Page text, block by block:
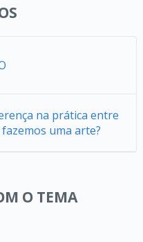
na prática entre
uma arte?
O TEMA